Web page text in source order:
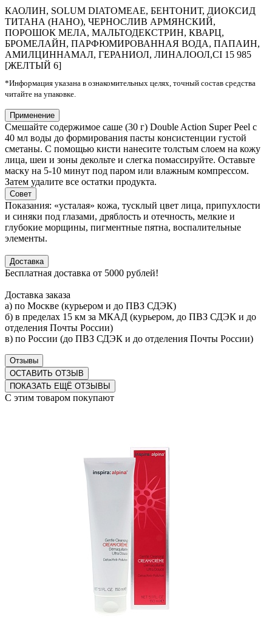
КАОЛИН, SOLUM DIATOMEAE, БЕНТОНИТ, ДИОКСИД
ТИТАНА (НАНО), ЧЕРНОСЛИВ АРМЯНСКИЙ,
ПОРОШОК МЕЛА, МАЛЬТОДЕКСТРИН, КВАРЦ,
БРОМЕЛАЙН, ПАРФЮМИРОВАННАЯ ВОДА, ПАПАИН,
АМИЛЦИННАМАЛ, ГЕРАНИОЛ, ЛИНАЛООЛ,CI 15 985
[ЖЕЛТЫЙ 6]
*Информация указана в ознакомительных целях, точный состав средства
читайте на упаковке.
Применение
Смешайте содержимое саше (30 г) Double Action Super Peel с
40 мл воды до формирования пасты консистенции густой
сметаны. С помощью кисти нанесите толстым слоем на кожу
лица, шеи и зоны декольте и слегка помассируйте. Оставьте
маску на 5-10 минут под паром или влажным компрессом.
Затем удалите все остатки продукта.
Совет
Показания: «усталая» кожа, тусклый цвет лица, припухлости
и синяки под глазами, дряблость и отечность, мелкие и
глубокие морщины, пигментные пятна, воспалительные
элементы.
Доставка
Бесплатная доставка от 5000 рублей!
Доставка заказа
а) по Москве (курьером и до ПВЗ СДЭК)
б) в пределах 15 км за МКАД (курьером, до ПВЗ СДЭК и до
отделения Почты России)
в) по России (до ПВЗ СДЭК и до отделения Почты России)
Отзывы
ОСТАВИТЬ ОТЗЫВ
ПОКАЗАТЬ ЕЩЁ ОТЗЫВЫ
С этим товаром покупают